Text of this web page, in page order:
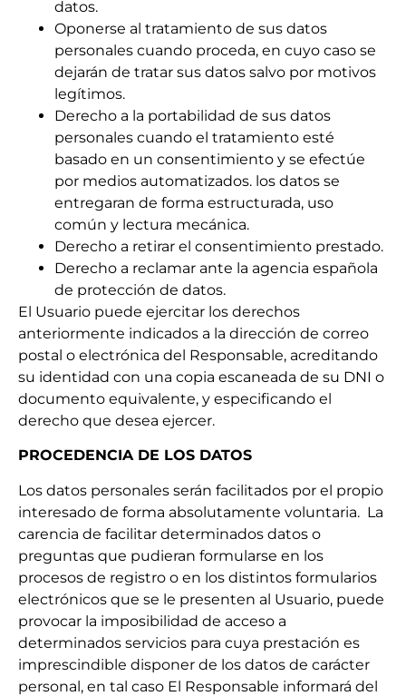
datos.
Oponerse al tratamiento de sus datos
personales cuando proceda, en cuyo caso se
dejarán de tratar sus datos salvo por motivos
legítimos.
Derecho a la portabilidad de sus datos
personales cuando el tratamiento esté
basado en un consentimiento y se efectúe
por medios automatizados. los datos se
entregaran de forma estructurada, uso
común y lectura mecánica.
Derecho a retirar el consentimiento prestado.
Derecho a reclamar ante la agencia española
de protección de datos.
El Usuario puede ejercitar los derechos
anteriormente indicados a la dirección de correo
postal o electrónica del Responsable, acreditando
su identidad con una copia escaneada de su DNI o
documento equivalente, y especificando el
derecho que desea ejercer.
PROCEDENCIA DE LOS DATOS
Los datos personales serán facilitados por el propio
interesado de forma absolutamente voluntaria. La
carencia de facilitar determinados datos o
preguntas que pudieran formularse en los
procesos de registro o en los distintos formularios
electrónicos que se le presenten al Usuario, puede
provocar la imposibilidad de acceso a
determinados servicios para cuya prestación es
imprescindible disponer de los datos de carácter
personal, en tal caso El Responsable informará del